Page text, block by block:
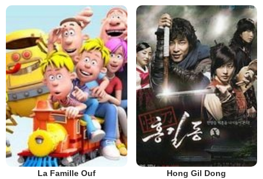
La Famille Ouf Hong Gil Dong